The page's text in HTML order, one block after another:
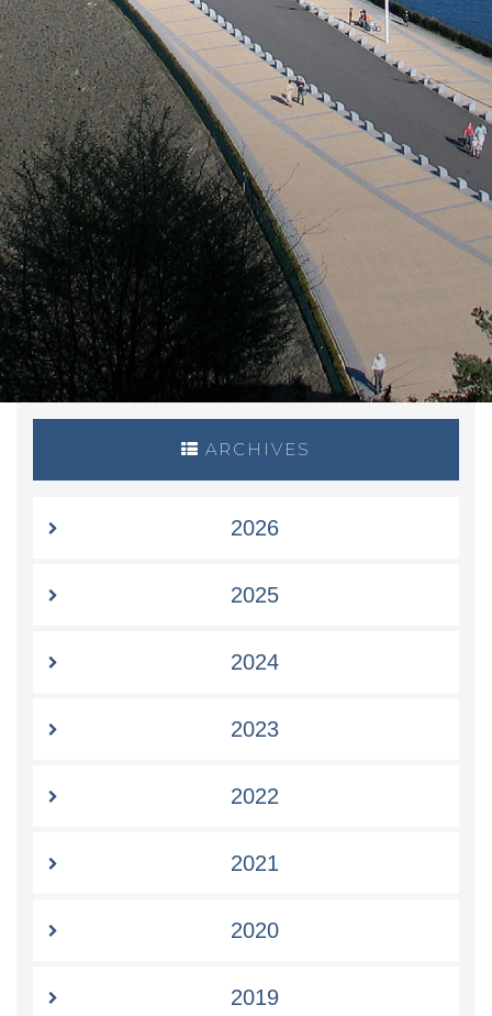
ARCHIVES
2026
2025
2024
2023
2022
2021
2020
2019